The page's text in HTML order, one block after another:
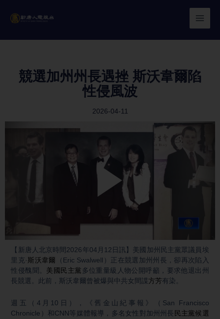
競選加州州長遇挫 斯沃韋爾陷
性侵風波
2026-04-11
【新唐人北京時間2026年04月12日訊】美國加州民主黨眾議員埃
里克·斯沃韋爾
（Eric Swalwell）正在競選加州州長，卻再次陷入
性侵醜聞。 美國民主黨多位重量級人物公開呼籲，要求他退出州
長競選。此前，斯沃韋爾曾被爆與中共女間諜方芳有染。
週五（4月10日），《舊金山紀事報》（San Francisco
Chronicle）和CNN等媒體報導，多名女性對加州州長 民主黨候選